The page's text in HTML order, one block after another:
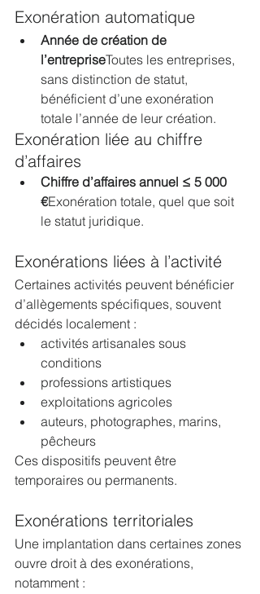
Exonération automatique
Année de création de
l’entrepriseToutes les entreprises,
sans distinction de statut,
bénéficient d’une exonération
totale l’année de leur création.
Exonération liée au chiffre
d’affaires
Chiffre d’affaires annuel ≤ 5 000
€Exonération totale, quel que soit
le statut juridique.
Exonérations liées à l’activité
Certaines activités peuvent bénéficier
d’allègements spécifiques, souvent
décidés localement :
activités artisanales sous
conditions
professions artistiques
exploitations agricoles
auteurs, photographes, marins,
pêcheurs
Ces dispositifs peuvent être
temporaires ou permanents.
Exonérations territoriales
Une implantation dans certaines zones
ouvre droit à des exonérations,
notamment :